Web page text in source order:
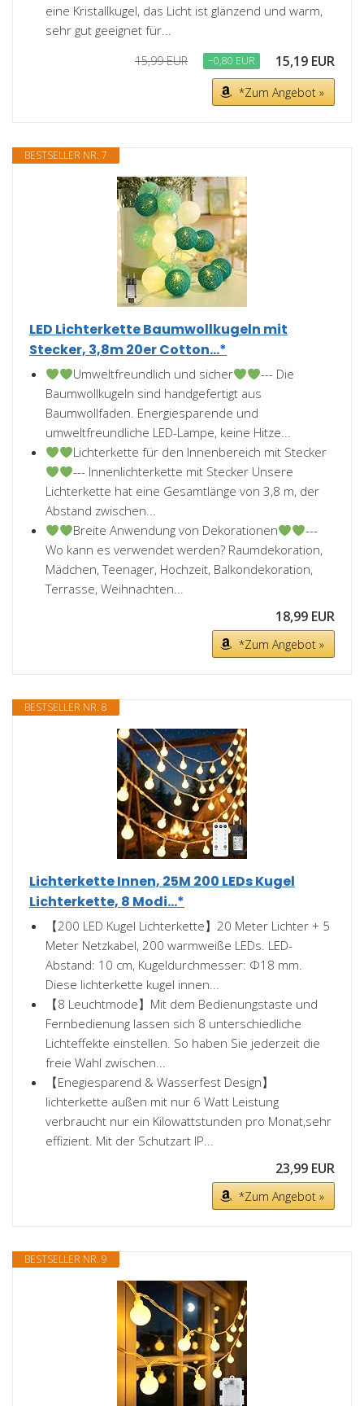
eine Kristallkugel, das Licht ist glänzend und warm,
sehr gut geeignet für...
15,99 EUR −0,80 EUR 15,19 EUR
*Zum Angebot »
BESTSELLER NR. 7
LED Lichterkette Baumwollkugeln mit
Stecker, 3,8m 20er Cotton...*
Umweltfreundlich und sicher
--- Die
Baumwollkugeln sind handgefertigt aus
Baumwollfaden. Energiesparende und
umweltfreundliche LED-Lampe, keine Hitze...
Lichterkette für den Innenbereich mit Stecker
--- Innenlichterkette mit Stecker Unsere
Lichterkette hat eine Gesamtlänge von 3,8 m, der
Abstand zwischen...
Breite Anwendung von Dekorationen
---
Wo kann es verwendet werden? Raumdekoration,
Mädchen, Teenager, Hochzeit, Balkondekoration,
Terrasse, Weihnachten...
18,99 EUR
*Zum Angebot »
BESTSELLER NR. 8
Lichterkette Innen, 25M 200 LEDs Kugel
Lichterkette, 8 Modi...*
【200 LED Kugel Lichterkette】20 Meter Lichter + 5
Meter Netzkabel, 200 warmweiße LEDs. LED-
Abstand: 10 cm, Kugeldurchmesser: Φ18 mm.
Diese lichterkette kugel innen...
【8 Leuchtmode】Mit dem Bedienungstaste und
Fernbedienung lassen sich 8 unterschiedliche
Lichteffekte einstellen. So haben Sie jederzeit die
freie Wahl zwischen...
【Enegiesparend & Wasserfest Design】
lichterkette außen mit nur 6 Watt Leistung
verbraucht nur ein Kilowattstunden pro Monat,sehr
effizient. Mit der Schutzart IP...
23,99 EUR
*Zum Angebot »
BESTSELLER NR. 9